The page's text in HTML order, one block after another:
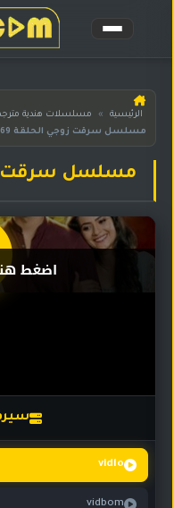
الرئيسية
مسلسلات
المترجمة
هندية
مدبلجة
مسلسلات
مسلسلات
تركي
مسلسلات
الرئيسية » مسلسلات هندية
مسلسل سرقت زوجي الحلقة 69 مترجمة
مسلسل سرقت زوجي
vidlo
vidbom
اضغط